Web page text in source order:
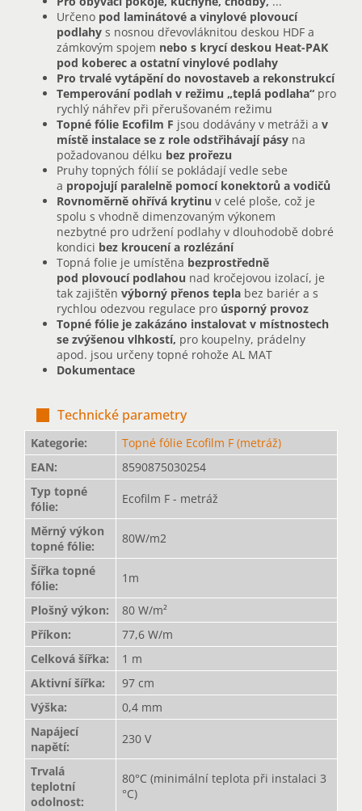
Určeno pod laminátové a vinylové plovoucí
podlahy s nosnou dřevovláknitou deskou HDF a
zámkovým spojem nebo s krycí deskou Heat-PAK
pod koberec a ostatní vinylové podlahy
Pro trvalé vytápění do novostaveb a rekonstrukcí
Temperování podlah v režimu „teplá podlaha“ pro
rychlý náhřev při přerušovaném režimu
Topné fólie Ecofilm F jsou dodávány v metráži a v
místě instalace se z role odstřihávají pásy na
požadovanou délku bez prořezu
Pruhy topných fólií se pokládají vedle sebe
a propojují paralelně pomocí konektorů a vodičů
Rovnoměrně ohřívá krytinu v celé ploše, což je
spolu s vhodně dimenzovaným výkonem
nezbytné pro udržení podlahy v dlouhodobě dobré
kondici bez kroucení a rozlézání
Topná folie je umístěna bezprostředně
pod plovoucí podlahou nad kročejovou izolací, je
tak zajištěn výborný přenos tepla bez bariér a s
rychlou odezvou regulace pro úsporný provoz
Topné fólie je zakázáno instalovat v místnostech
se zvýšenou vlhkostí, pro koupelny, prádelny
apod. jsou určeny topné rohože AL MAT
Dokumentace
Technické parametry
Kategorie:
Topné fólie Ecofilm F (metráž)
EAN:
8590875030254
Typ topné
fólie:
Ecofilm F - metráž
Měrný výkon
topné fólie:
80W/m2
Šířka topné
fólie:
1m
Plošný výkon:
80 W/m²
Příkon:
77,6 W/m
Celková šířka:
1 m
Aktivní šířka:
97 cm
Výška:
0,4 mm
Napájecí
napětí:
230 V
Trvalá
teplotní
odolnost:
80°C (minimální teplota při instalaci 3
°C)